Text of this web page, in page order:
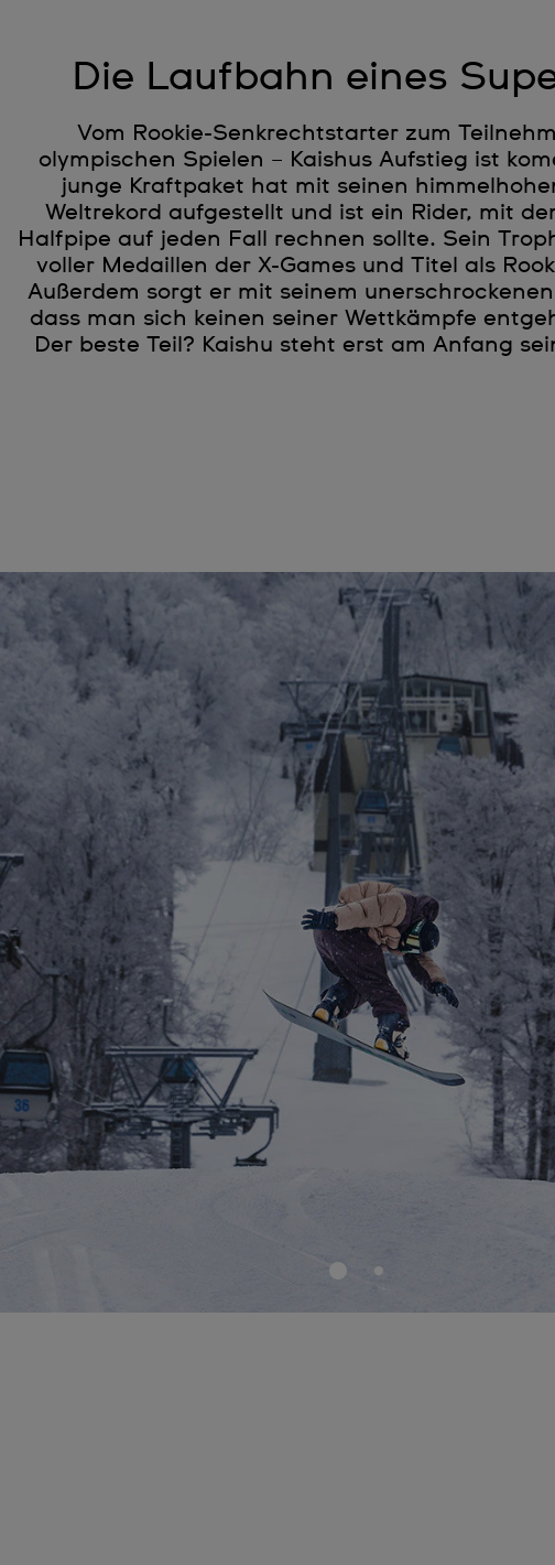
Die Laufbahn eines
Vom Rookie-Senkrechtstarter zum
olympischen Spielen – Kaishus Aufstieg ist
junge Kraftpaket hat mit seinen
Weltrekord aufgestellt und ist ein Rider, mit
Halfpipe auf jeden Fall rechnen sollte. Sein
voller Medaillen der X-Games und Titel als
Außerdem sorgt er mit seinem
dass man sich keinen seiner Wettkämpfe
Der beste Teil? Kaishu steht erst am Anfang